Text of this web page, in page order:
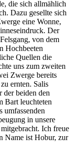
die sich allmählich
Dazu gesellte sich
eine Wonne,
Der
von dem
Hochbeeten
Quellen die
uns zum zweiten
Zwerge bereits
ernten. Salis
der beiden den
Bart leuchteten
umfassenden
in unsere
Ich freue
Name ist Hobur, zur